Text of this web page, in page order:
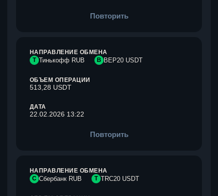
Повторить
НАПРАВЛЕНИЕ ОБМЕНА
Т Тинькофф RUB B BEP20 USDT
ОБЪЕМ ОПЕРАЦИИ
513,28 USDT
ДАТА
22.02.2026 13:22
Повторить
НАПРАВЛЕНИЕ ОБМЕНА
С Сбербанк RUB T TRC20 USDT